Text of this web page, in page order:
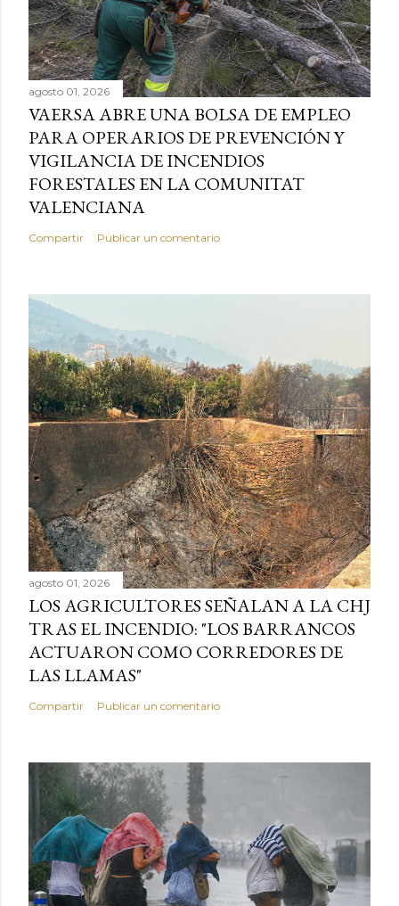
agosto 01, 2026
VAERSA ABRE UNA BOLSA DE EMPLEO
PARA OPERARIOS DE PREVENCIÓN Y
VIGILANCIA DE INCENDIOS
FORESTALES EN LA COMUNITAT
VALENCIANA
Compartir Publicar un comentario
agosto 01, 2026
LOS AGRICULTORES SEÑALAN A LA CHJ
TRAS EL INCENDIO: "LOS BARRANCOS
ACTUARON COMO CORREDORES DE
LAS LLAMAS"
Compartir Publicar un comentario